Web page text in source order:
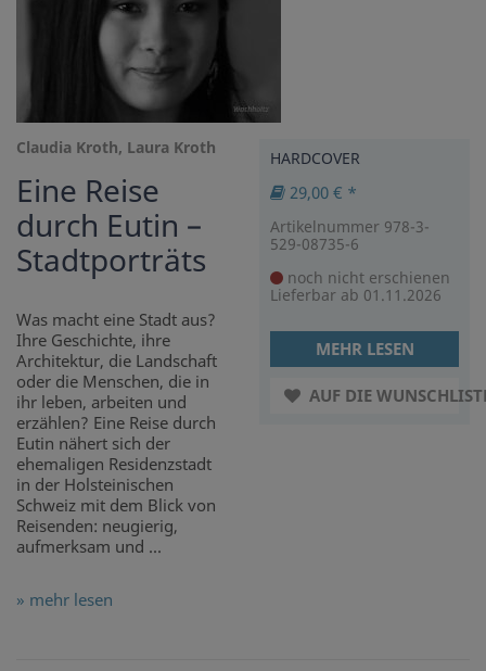
Claudia Kroth, Laura Kroth
Eine Reise
durch Eutin –
Stadtporträts
Was macht eine Stadt aus?
Ihre Geschichte, ihre
Architektur, die Landschaft
oder die Menschen, die in
ihr leben, arbeiten und
erzählen? Eine Reise durch
Eutin nähert sich der
ehemaligen Residenzstadt
in der Holsteinischen
Schweiz mit dem Blick von
Reisenden: neugierig,
aufmerksam und ...
» mehr lesen
HARDCOVER
29,00 € *
Artikelnummer 978-3-
529-08735-6
noch nicht erschienen
Lieferbar ab 01.11.2026
MEHR LESEN
AUF DIE